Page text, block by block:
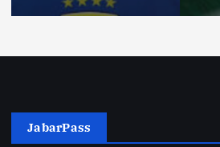
JabarPass